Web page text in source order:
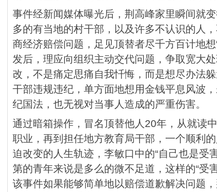
事件经新闻媒体曝光后，荆高峰家里瞬间就
多的有当地的村干部，以及许多不认识的人
商经济赔偿问题，足见顶替者尽千方百计地
发后，理应向组织主动交代问题，争取宽大
改，不是痛定思痛自我忏悔，而是想尽办法
干部违规违纪，单方面地想用金钱平息风波
纪国法，也无视对当事人造成的严重伤害。
通过暗箱操作，冒名顶替他人20年，从就读
职业，再到担任地方教育局干部，一个顺利
迫改变的人生轨迹，李敏口中的“自己也是受
第的青年来说是多么的微不足道，这样的“受
该事件如果能够简单地以赔偿道歉解决问题